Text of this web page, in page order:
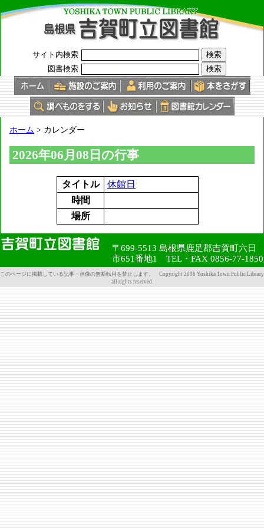
このページの本文へ
サイト内検索
図書検索
現
の
位
置：
ホーム > カレンダー
2026年06月08日の行事
タイトル
休館日
時間
場所
〒699-5513 島根県鹿足郡吉賀町六日
市651番地1 TEL・FAX 0856-77-1850
このページに掲載している記事・画像の無断転用を禁止します。 Copyright 2006 Yoshika Town Public Library
all rights reserved.